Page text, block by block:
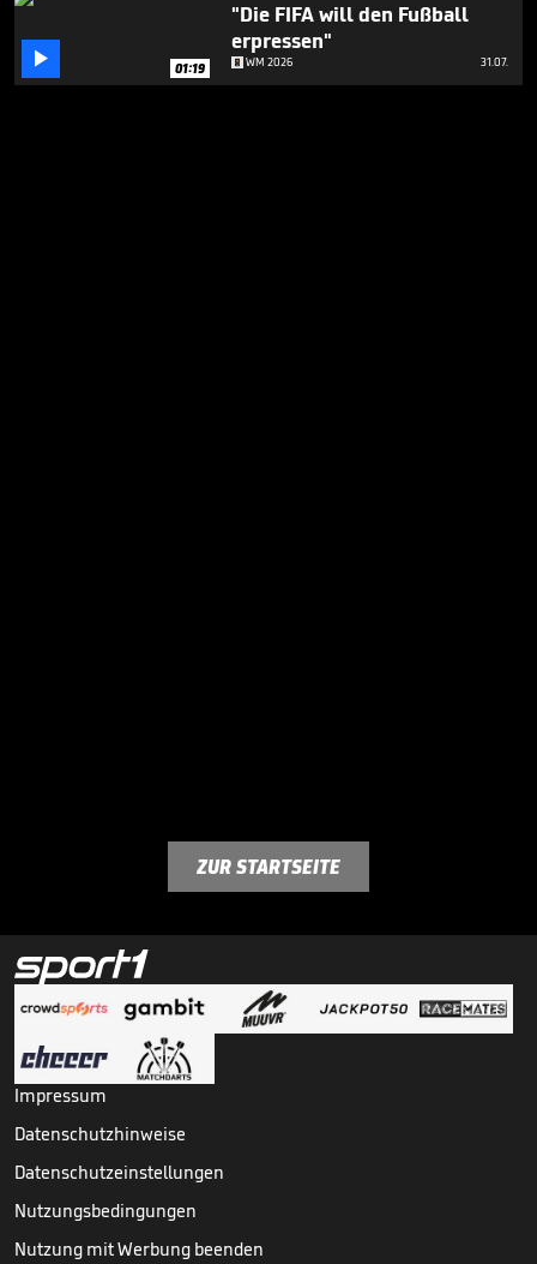
 01:19
"Die FIFA will den Fußball
erpressen"
WM 2026 31.07.
ZUR STARTSEITE
Impressum
Datenschutzhinweise
Datenschutzeinstellungen
Nutzungsbedingungen
Nutzung mit Werbung beenden